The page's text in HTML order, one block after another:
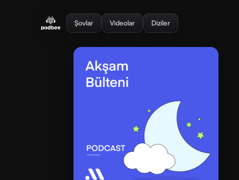
Şovlar Videolar Diziler